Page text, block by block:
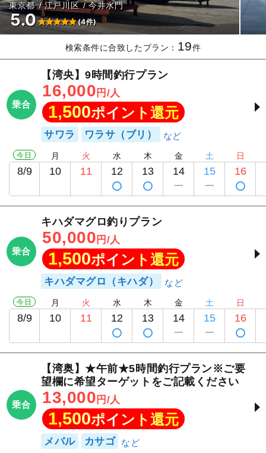
東京都 江戸川区 今井水門
5.0 (4件)
検索条件に合致したプラン： 19件
乗合
【湾央】9時間釣行プラン
16,000 円/人
1,500ポイント還元
サワラ ワラサ（ブリ）
今日
8/9
月
10
火
11
水
12
木
13
金
14
土
15
日
16
乗合
キハダマグロ釣りプラン
50,000 円/人
1,500ポイント還元
キハダマグロ（キハダ）
今日
8/9
月
10
火
11
水
12
木
13
金
14
土
15
日
16
乗合
【湾奥】★午前★5時間釣行プラン※ご要
望欄に希望ターゲットをご記載ください
13,000 円/人
1,500ポイント還元
メバル カサゴ